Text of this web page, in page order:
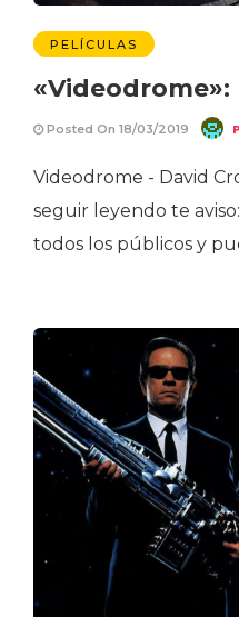
PELÍCULAS
«Videodrome»:
Posted On 18/03/2019
Videodrome - David
seguir leyendo te
todos los públicos y